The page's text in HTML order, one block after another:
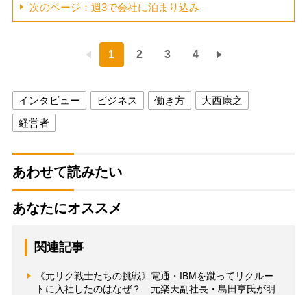
次のページ：週3で会社に泊まり込み
1 2 3 4
インタビュー ビジネス 働き方
大西康之
経営者
あわせて読みたい
あなたにオススメ
関連記事
《元リク戦士たちの挑戦》電通・IBMを蹴ってリクルー
トに入社したのはなぜ？ 元楽天副社長・島田亨氏が明